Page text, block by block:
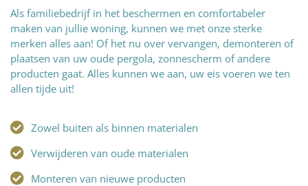
Als familiebedrijf in het beschermen en comfortabeler
maken van jullie woning, kunnen we met onze sterke
merken alles aan! Of het nu over vervangen, demonteren of
plaatsen van uw oude pergola, zonnescherm of andere
producten gaat. Alles kunnen we aan, uw eis voeren we ten
allen tijde uit!
Zowel buiten als binnen materialen
Verwijderen van oude materialen
Monteren van nieuwe producten